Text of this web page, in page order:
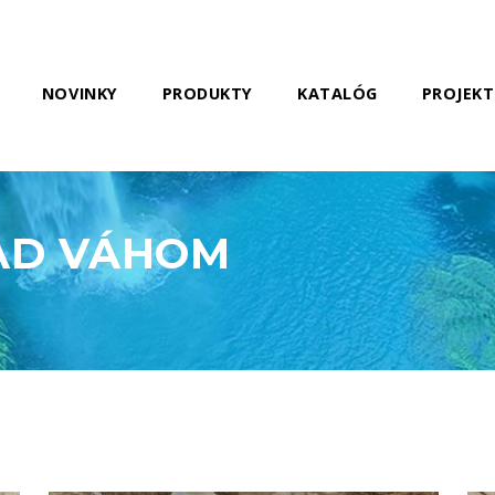
NOVINKY PRODUKTY KATALÓG PROJEKT
VÁHOM